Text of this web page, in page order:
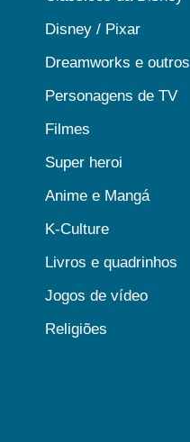
Disney / Pixar
Dreamworks e outros
Personagens de TV
Filmes
Super heroi
Anime e Mangá
K-Culture
Livros e quadrinhos
Jogos de vídeo
Religiões